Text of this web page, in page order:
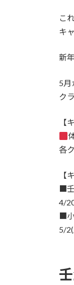
こ
キ
新
5月
ク
【
各
【
■
4/
■
5/